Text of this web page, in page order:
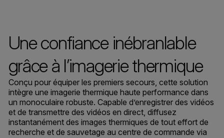
Une confiance inébranlable
grâce à l’imagerie thermique
Conçu pour équiper les premiers secours, cette solution
intègre une imagerie thermique haute performance dans
un monoculaire robuste. Capable d’enregistrer des vidéos
et de transmettre des vidéos en direct, diffusez
instantanément des images thermiques de tout effort de
recherche et de sauvetage au centre de commande via